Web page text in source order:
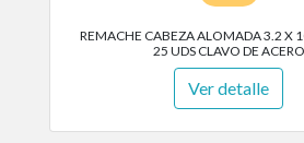
REMACHE CABEZA ALOMADA 3.2 X
25 UDS CLAVO DE ACERO
Ver detalle